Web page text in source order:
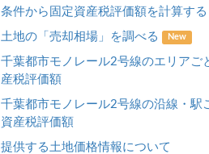
条件から固定資産税評価額を計算する
土地の「売却相場」を調べる New
千葉都市モノレール2号線のエリアご
産税評価額
千葉都市モノレール2号線の沿線・駅
資産税評価額
提供する土地価格情報について